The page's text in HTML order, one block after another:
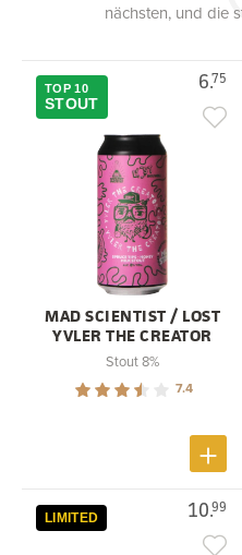
nächsten, und die
6.75
TOP 10
STOUT
MAD SCIENTIST / LOST
YVLER THE CREATOR
Stout 8%
7.4
10.99
LIMITED